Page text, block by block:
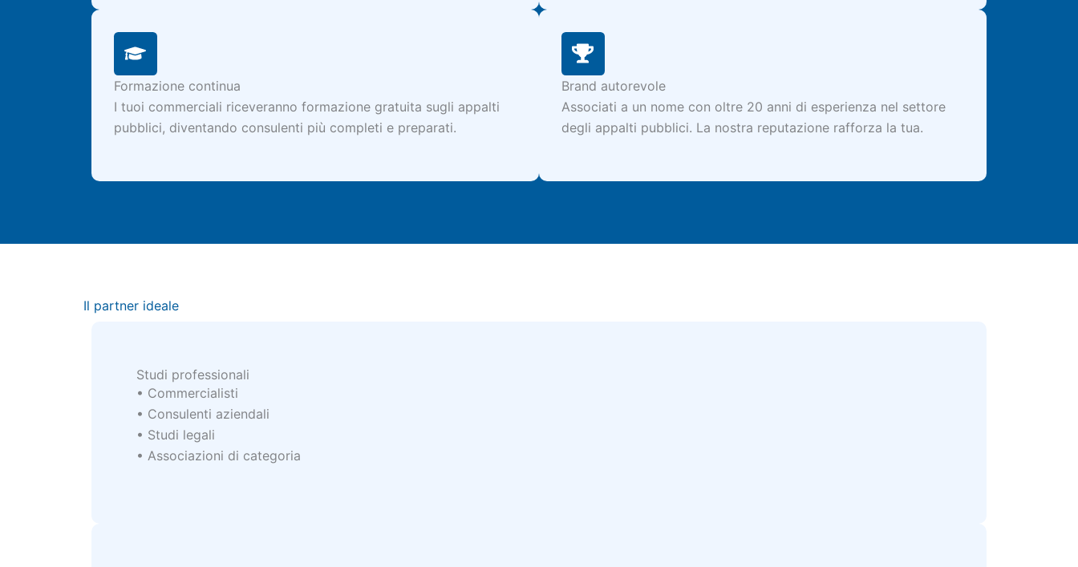
Formazione continua
I tuoi commerciali riceveranno formazione gratuita sugli appalti
pubblici, diventando consulenti più completi e preparati.
Brand autorevole
Associati a un nome con oltre 20 anni di esperienza nel settore
degli appalti pubblici. La nostra reputazione rafforza la tua.
Il partner ideale
Studi professionali
• Commercialisti
• Consulenti aziendali
• Studi legali
• Associazioni di categoria